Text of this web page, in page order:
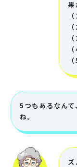
果
5つもあるなん
ね。